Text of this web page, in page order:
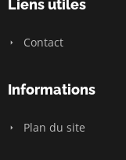
Liens utiles
Contact
Informations
Plan du site